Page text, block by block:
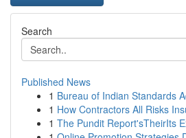
Search
Published News
1 Bureau of Indian Standards
1 How Contractors All Risks
1 The Pundit Report'sTheirIts